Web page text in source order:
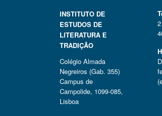
INSTITUTO DE
ESTUDOS DE
LITERATURA E
TRADIÇÃO
Colégio Almada
Negreiros (Gab. 355)
Campus de
Campolide, 1099-085,
Lisboa